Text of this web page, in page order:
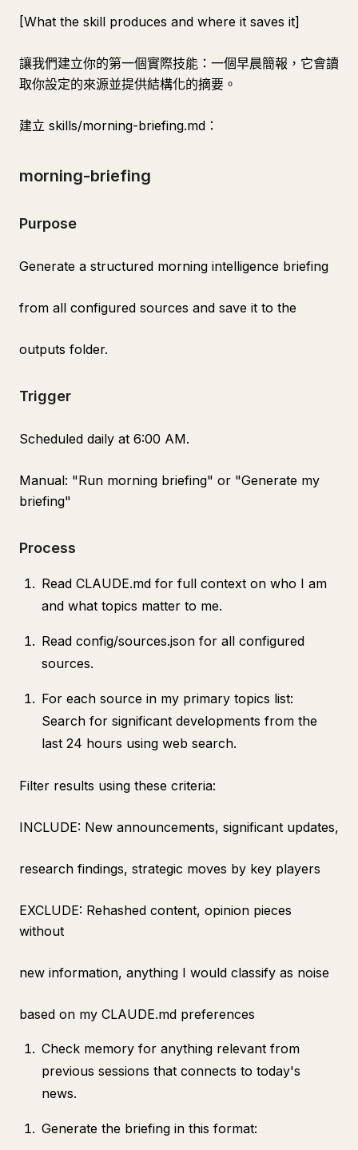
[What the skill produces and where it saves it]
讓我們建立你的第一個實際技能：一個早晨簡報，它會讀
取你設定的來源並提供結構化的摘要。
建立 skills/morning-briefing.md：
morning-briefing
Purpose
Generate a structured morning intelligence briefing
from all configured sources and save it to the
outputs folder.
Trigger
Scheduled daily at 6:00 AM.
Manual: "Run morning briefing" or "Generate my
briefing"
Process
Read CLAUDE.md for full context on who I am
and what topics matter to me.
Read config/sources.json for all configured
sources.
For each source in my primary topics list:
Search for significant developments from the
last 24 hours using web search.
Filter results using these criteria:
INCLUDE: New announcements, significant updates,
research findings, strategic moves by key players
EXCLUDE: Rehashed content, opinion pieces
without
new information, anything I would classify as noise
based on my CLAUDE.md preferences
Check memory for anything relevant from
previous sessions that connects to today's
news.
Generate the briefing in this format: